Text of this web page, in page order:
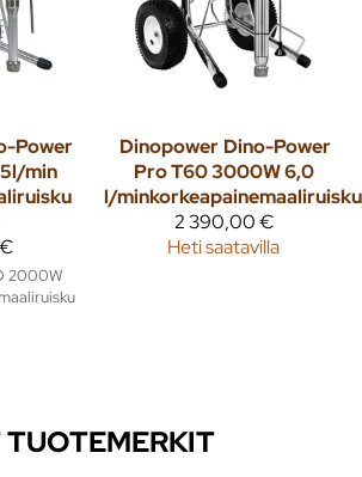
Power
min
2000W
Dinopower Dino-Power
Pro T60 3000W 6,0
l/minkorkeapainemaaliruisku
2 390,00 €
Heti saatavilla
TUOTEMERKIT